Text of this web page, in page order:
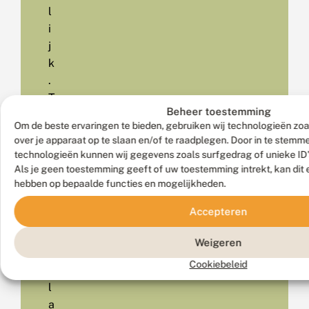
Beheer toestemming
Om de beste ervaringen te bieden, gebruiken wij technologieën
over je apparaat op te slaan en/of te raadplegen. Door in te
technologieën kunnen wij gegevens zoals surfgedrag of unieke
Als je geen toestemming geeft of uw toestemming intrekt, kan dit
hebben op bepaalde functies en mogelijkheden.
Accepteren
Weigeren
Cookiebeleid
l
i
j
k
.
T
e
n
m
i
l
a